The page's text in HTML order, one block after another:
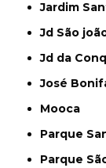
Jardim
Jd São
Jd da
José
Mooca
Parque
Parque